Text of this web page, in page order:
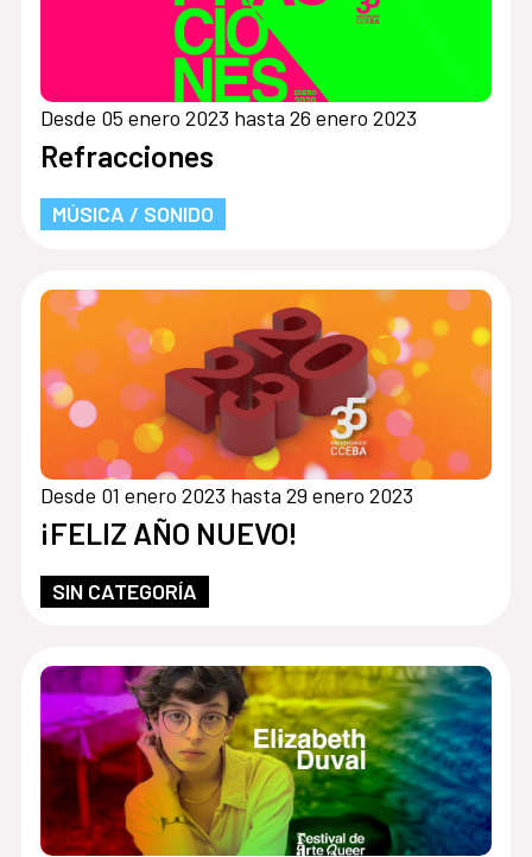
Desde 05 enero 2023 hasta 26 enero 2023
Refracciones
MÚSICA / SONIDO
Desde 01 enero 2023 hasta 29 enero 2023
¡FELIZ AÑO NUEVO!
SIN CATEGORÍA